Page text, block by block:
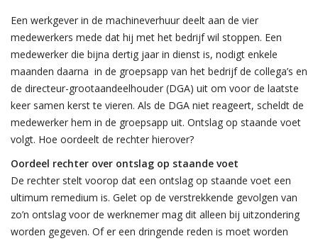
Een werkgever in de machineverhuur deelt aan de vier
medewerkers mede dat hij met het bedrijf wil stoppen. Een
medewerker die bijna dertig jaar in dienst is, nodigt enkele
maanden daarna in de groepsapp van het bedrijf de collega’s en
de directeur-grootaandeelhouder (DGA) uit om voor de laatste
keer samen kerst te vieren. Als de DGA niet reageert, scheldt de
medewerker hem in de groepsapp uit. Ontslag op staande voet
volgt. Hoe oordeelt de rechter hierover?
Oordeel rechter over ontslag op staande voet
De rechter stelt voorop dat een ontslag op staande voet een
ultimum remedium is. Gelet op de verstrekkende gevolgen van
zo’n ontslag voor de werknemer mag dit alleen bij uitzondering
worden gegeven. Of er een dringende reden is moet worden